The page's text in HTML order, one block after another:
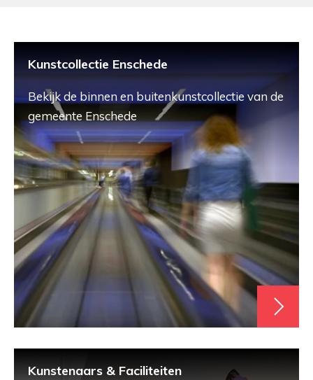
Kunstcollectie Enschede
Bekijk de binnen en buitenkunstcollectie van de
gemeente Enschede
Kunstenaars & Faciliteiten